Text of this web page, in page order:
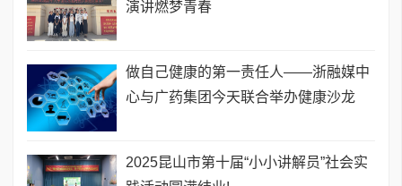
演讲燃梦青春
做自己健康的第一责任人——浙融媒中
心与广药集团今天联合举办健康沙龙
2025昆山市第十届“小小讲解员”社会实